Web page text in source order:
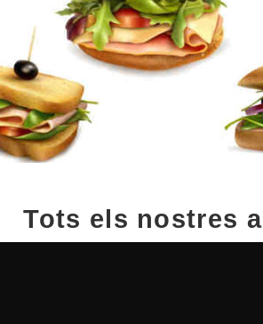
Tots els nostres